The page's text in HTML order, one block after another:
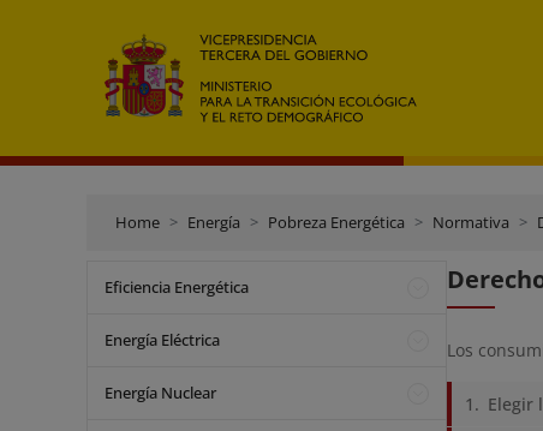
Home Energía Pobreza Energética Normativa
Eficiencia Energética
Energía Eléctrica
Energía Nuclear
Los
Elegir